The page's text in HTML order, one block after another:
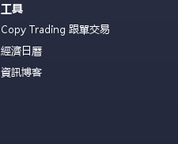
工具
Copy Trading 跟單交易
經濟日曆
資訊博客